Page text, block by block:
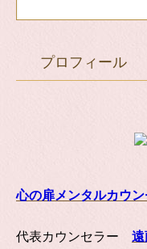
プロフィール
心の扉メンタルカウ
代表カウンセラー 遠